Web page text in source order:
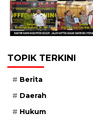
TOPIK TERKINI
Berita
Daerah
Hukum